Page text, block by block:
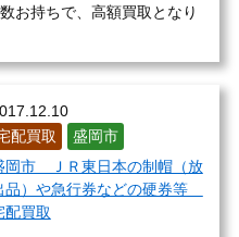
お持ちで、高額買取となり
配買取
盛岡市
岡市 ＪＲ東日本の制帽（放
品）や急行券などの硬券等
配買取